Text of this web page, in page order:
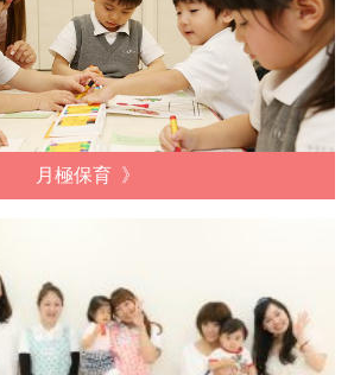
月極保育